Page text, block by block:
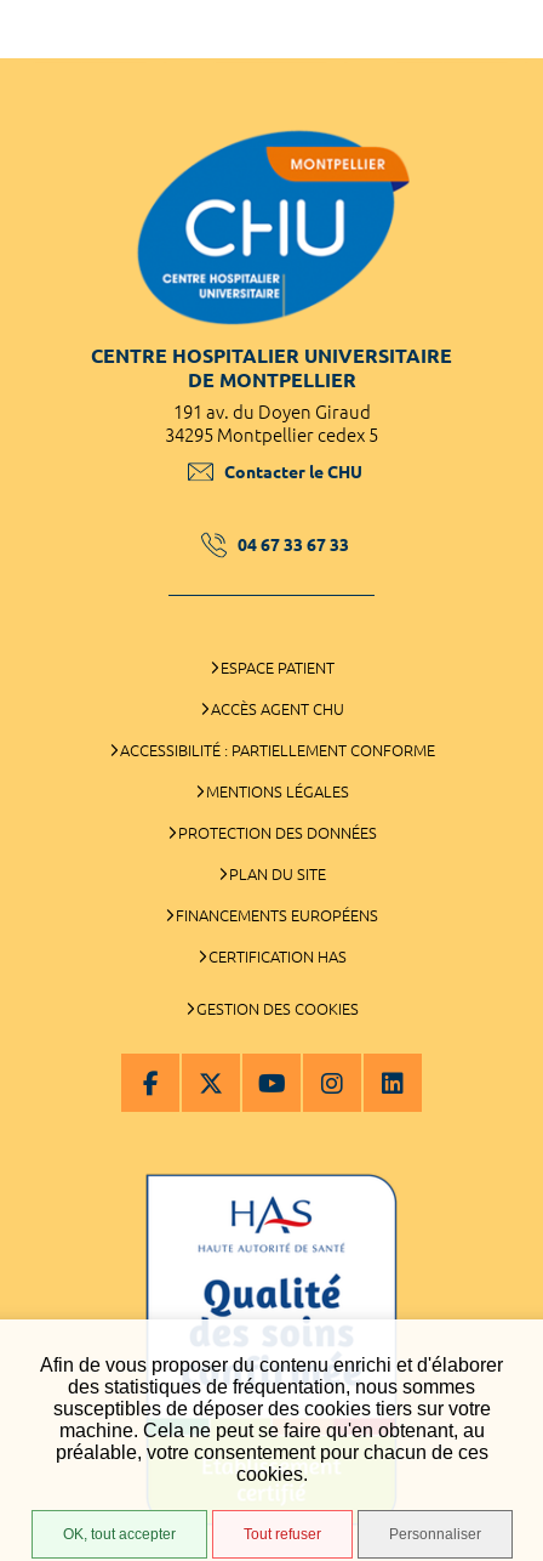
Afin de vous proposer du contenu enrichi et d'élaborer
des statistiques de fréquentation, nous sommes
susceptibles de déposer des cookies tiers sur votre
machine. Cela ne peut se faire qu'en obtenant, au
préalable, votre consentement pour chacun de ces
cookies.
OK, tout accepter Tout refuser Personnaliser
CENTRE HOSPITALIER UNIVERSITAIRE
DE MONTPELLIER
191 av. du Doyen Giraud
34295 Montpellier cedex 5
Contacter le CHU
04 67 33 67 33
ESPACE PATIENT
ACCÈS AGENT CHU
ACCESSIBILITÉ : PARTIELLEMENT CONFORME
MENTIONS LÉGALES
PROTECTION DES DONNÉES
PLAN DU SITE
FINANCEMENTS EUROPÉENS
CERTIFICATION HAS
GESTION DES COOKIES